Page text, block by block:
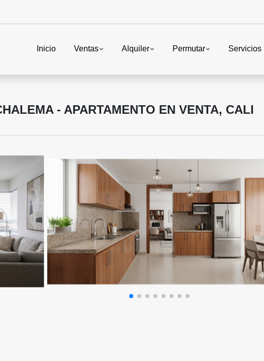
Inicio Ventas Alquiler Permutar Servicios
- APARTAMENTO EN VENTA, CALI